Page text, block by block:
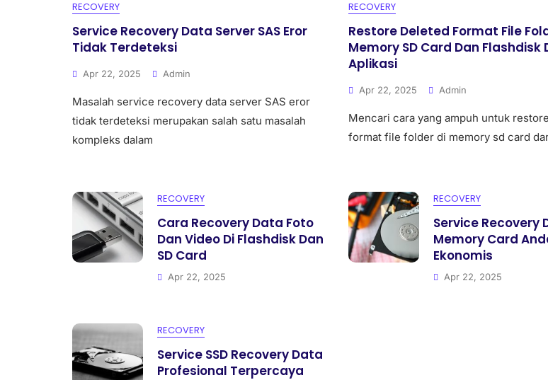
RECOVERY
Service Recovery Data Server SAS Eror
Tidak Terdeteksi
Apr 22, 2025 Admin
Masalah service recovery data server SAS eror
tidak terdeteksi merupakan salah satu masalah
kompleks dalam
RECOVERY
Restore Deleted Format File
Memory SD Card Dan Flashdisk
Aplikasi
Apr 22, 2025 Admin
Mencari cara yang ampuh untuk
format file folder di memory sd card
RECOVERY
Cara Recovery Data Foto
Dan Video Di Flashdisk Dan
SD Card
Apr 22, 2025
RECOVERY
Service Recovery
Memory Card
Ekonomis
Apr 22, 2025
RECOVERY
Service SSD Recovery Data
Profesional Terpercaya